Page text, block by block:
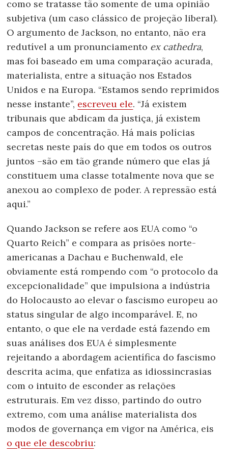
como se tratasse tão somente de uma opinião
subjetiva (um caso clássico de projeção liberal).
O argumento de Jackson, no entanto, não era
redutível a um pronunciamento ex cathedra,
mas foi baseado em uma comparação acurada,
materialista, entre a situação nos Estados
Unidos e na Europa. “Estamos sendo reprimidos
nesse instante”, escreveu ele. “Já existem
tribunais que abdicam da justiça, já existem
campos de concentração. Há mais polícias
secretas neste país do que em todos os outros
juntos –são em tão grande número que elas já
constituem uma classe totalmente nova que se
anexou ao complexo de poder. A repressão está
aqui.”
Quando Jackson se refere aos EUA como “o
Quarto Reich” e compara as prisões norte-
americanas a Dachau e Buchenwald, ele
obviamente está rompendo com “o protocolo da
excepcionalidade” que impulsiona a indústria
do Holocausto ao elevar o fascismo europeu ao
status singular de algo incomparável. E, no
entanto, o que ele na verdade está fazendo em
suas análises dos EUA é simplesmente
rejeitando a abordagem acientífica do fascismo
descrita acima, que enfatiza as idiossincrasias
com o intuito de esconder as relações
estruturais. Em vez disso, partindo do outro
extremo, com uma análise materialista dos
modos de governança em vigor na América, eis
o que ele descobriu: